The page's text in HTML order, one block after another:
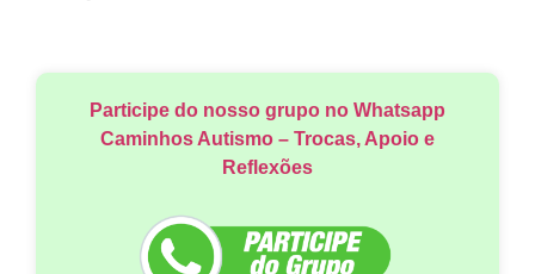
Participe do nosso grupo no Whatsapp
Caminhos Autismo – Trocas, Apoio e
Reflexões